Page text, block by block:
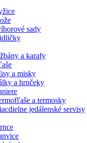
sady
a karafy
a misky
a hrnčeky
a termosky
jedálenské servisy